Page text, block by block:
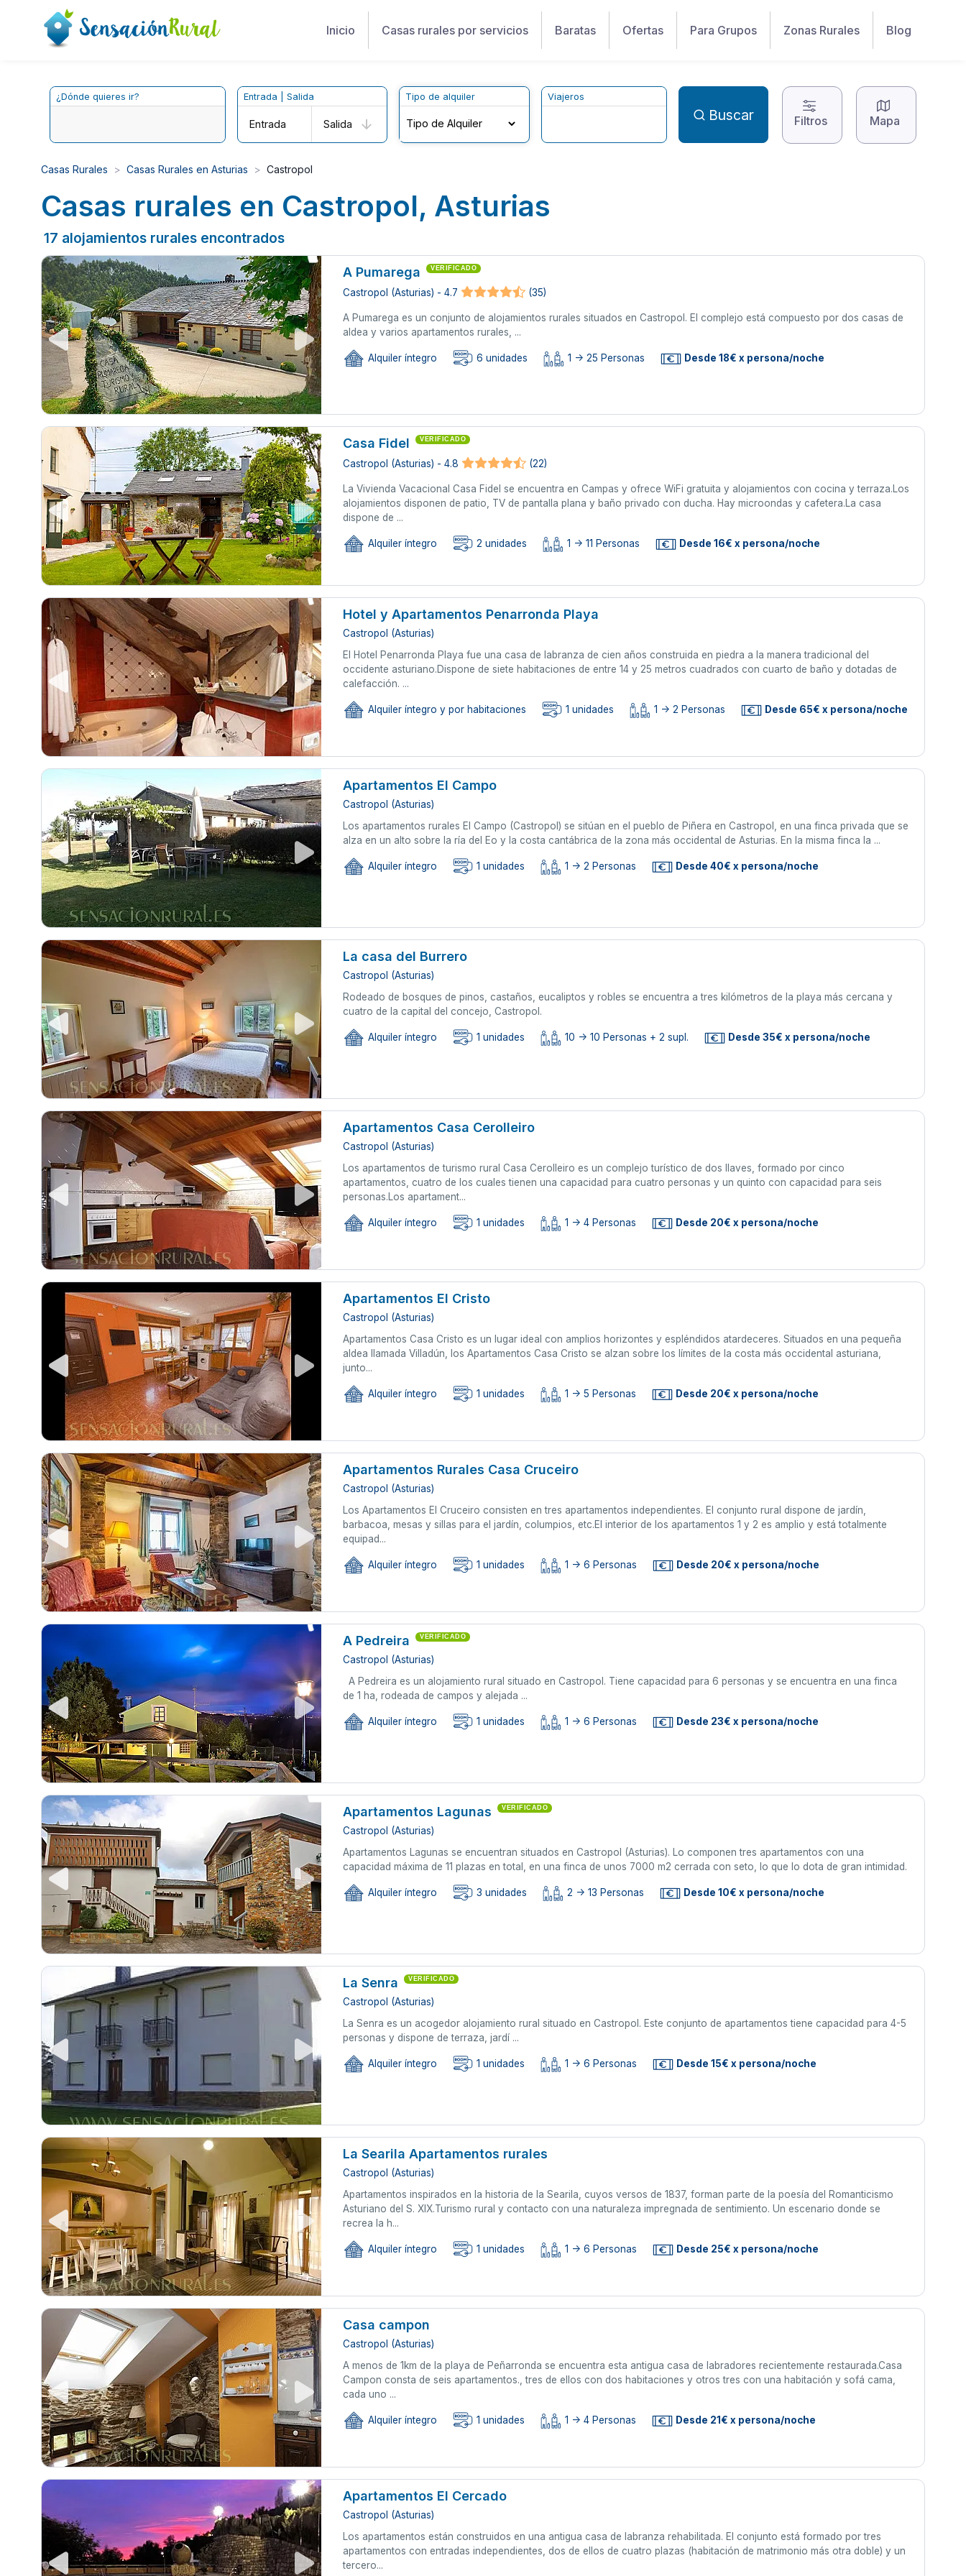
Inicio Casas rurales por servicios Baratas Ofertas Para Grupos Zonas Rurales Blog
¿Dónde quieres ir? Entrada | Salida
Entrada Salida
Tipo de alquiler Viajeros
Buscar Filtros Mapa
Casas Rurales Casas Rurales en Asturias Castropol
Casas rurales en Castropol, Asturias
17 alojamientos rurales encontrados
A Pumarega VERIFICADO
Castropol (Asturias) - 4.7 (35)
A Pumarega es un conjunto de alojamientos rurales situados en Castropol. El complejo está compuesto por dos casas de
aldea y varios apartamentos rurales, ...
Alquiler íntegro 6 unidades 1 -> 25 Personas Desde 18€ x persona/noche
Casa Fidel VERIFICADO
Castropol (Asturias) - 4.8 (22)
La Vivienda Vacacional Casa Fidel se encuentra en Campas y ofrece WiFi gratuita y alojamientos con cocina y terraza.Los
alojamientos disponen de patio, TV de pantalla plana y baño privado con ducha. Hay microondas y cafetera.La casa
dispone de ...
Alquiler íntegro 2 unidades 1 -> 11 Personas Desde 16€ x persona/noche
Hotel y Apartamentos Penarronda Playa
Castropol (Asturias)
El Hotel Penarronda Playa fue una casa de labranza de cien años construida en piedra a la manera tradicional del
occidente asturiano.Dispone de siete habitaciones de entre 14 y 25 metros cuadrados con cuarto de baño y dotadas de
calefacción. ...
Alquiler íntegro y por habitaciones 1 unidades 1 -> 2 Personas Desde 65€ x persona/noche
Apartamentos El Campo
Castropol (Asturias)
Los apartamentos rurales El Campo (Castropol) se sitúan en el pueblo de Piñera en Castropol, en una finca privada que se
alza en un alto sobre la ría del Eo y la costa cantábrica de la zona más occidental de Asturias. En la misma finca la ...
Alquiler íntegro 1 unidades 1 -> 2 Personas Desde 40€ x persona/noche
La casa del Burrero
Castropol (Asturias)
Rodeado de bosques de pinos, castaños, eucaliptos y robles se encuentra a tres kilómetros de la playa más cercana y
cuatro de la capital del concejo, Castropol.
Alquiler íntegro 1 unidades 10 -> 10 Personas + 2 supl. Desde 35€ x persona/noche
Apartamentos Casa Cerolleiro
Castropol (Asturias)
Los apartamentos de turismo rural Casa Cerolleiro es un complejo turístico de dos llaves, formado por cinco
apartamentos, cuatro de los cuales tienen una capacidad para cuatro personas y un quinto con capacidad para seis
personas.Los apartament...
Alquiler íntegro 1 unidades 1 -> 4 Personas Desde 20€ x persona/noche
Apartamentos El Cristo
Castropol (Asturias)
Apartamentos Casa Cristo es un lugar ideal con amplios horizontes y espléndidos atardeceres. Situados en una pequeña
aldea llamada Villadún, los Apartamentos Casa Cristo se alzan sobre los límites de la costa más occidental asturiana,
junto...
Alquiler íntegro 1 unidades 1 -> 5 Personas Desde 20€ x persona/noche
Apartamentos Rurales Casa Cruceiro
Castropol (Asturias)
Los Apartamentos El Cruceiro consisten en tres apartamentos independientes. El conjunto rural dispone de jardín,
barbacoa, mesas y sillas para el jardín, columpios, etc.El interior de los apartamentos 1 y 2 es amplio y está totalmente
equipad...
Alquiler íntegro 1 unidades 1 -> 6 Personas Desde 20€ x persona/noche
A Pedreira VERIFICADO
Castropol (Asturias)
A Pedreira es un alojamiento rural situado en Castropol. Tiene capacidad para 6 personas y se encuentra en una finca
de 1 ha, rodeada de campos y alejada ...
Alquiler íntegro 1 unidades 1 -> 6 Personas Desde 23€ x persona/noche
Apartamentos Lagunas VERIFICADO
Castropol (Asturias)
Apartamentos Lagunas se encuentran situados en Castropol (Asturias). Lo componen tres apartamentos con una
capacidad máxima de 11 plazas en total, en una finca de unos 7000 m2 cerrada con seto, lo que lo dota de gran intimidad.
Alquiler íntegro 3 unidades 2 -> 13 Personas Desde 10€ x persona/noche
La Senra VERIFICADO
Castropol (Asturias)
La Senra es un acogedor alojamiento rural situado en Castropol. Este conjunto de apartamentos tiene capacidad para 4-5
personas y dispone de terraza, jardí ...
Alquiler íntegro 1 unidades 1 -> 6 Personas Desde 15€ x persona/noche
La Searila Apartamentos rurales
Castropol (Asturias)
Apartamentos inspirados en la historia de la Searila, cuyos versos de 1837, forman parte de la poesía del Romanticismo
Asturiano del S. XIX.Turismo rural y contacto con una naturaleza impregnada de sentimiento. Un escenario donde se
recrea la h...
Alquiler íntegro 1 unidades 1 -> 6 Personas Desde 25€ x persona/noche
Casa campon
Castropol (Asturias)
A menos de 1km de la playa de Peñarronda se encuentra esta antigua casa de labradores recientemente restaurada.Casa
Campon consta de seis apartamentos., tres de ellos con dos habitaciones y otros tres con una habitación y sofá cama,
cada uno ...
Alquiler íntegro 1 unidades 1 -> 4 Personas Desde 21€ x persona/noche
Apartamentos El Cercado
Castropol (Asturias)
Los apartamentos están construidos en una antigua casa de labranza rehabilitada. El conjunto está formado por tres
apartamentos con entradas independientes, dos de ellos de cuatro plazas (habitación de matrimonio más otra doble) y un
tercero...